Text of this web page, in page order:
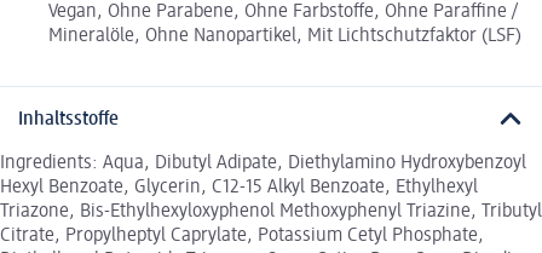
Vegan, Ohne Parabene, Ohne Farbstoffe, Ohne Paraffine /
Mineralöle, Ohne Nanopartikel, Mit Lichtschutzfaktor (LSF)
Inhaltsstoffe
Ingredients: Aqua, Dibutyl Adipate, Diethylamino Hydroxybenzoyl
Hexyl Benzoate, Glycerin, C12-15 Alkyl Benzoate, Ethylhexyl
Triazone, Bis-Ethylhexyloxyphenol Methoxyphenyl Triazine, Tributyl
Citrate, Propylheptyl Caprylate, Potassium Cetyl Phosphate,